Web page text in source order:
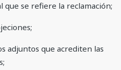
que se refiere la reclamación;
adjuntos que acrediten las